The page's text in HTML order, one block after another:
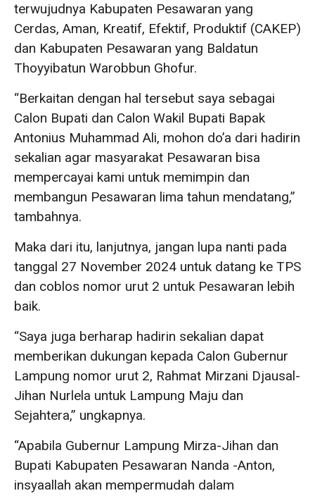
terwujudnya Kabupaten Pesawaran yang
Cerdas, Aman, Kreatif, Efektif, Produktif (CAKEP)
dan Kabupaten Pesawaran yang Baldatun
Thoyyibatun Warobbun Ghofur.
“Berkaitan dengan hal tersebut saya sebagai
Calon Bupati dan Calon Wakil Bupati Bapak
Antonius Muhammad Ali, mohon do’a dari hadirin
sekalian agar masyarakat Pesawaran bisa
mempercayai kami untuk memimpin dan
membangun Pesawaran lima tahun mendatang,”
tambahnya.
Maka dari itu, lanjutnya, jangan lupa nanti pada
tanggal 27 November 2024 untuk datang ke TPS
dan coblos nomor urut 2 untuk Pesawaran lebih
baik.
“Saya juga berharap hadirin sekalian dapat
memberikan dukungan kepada Calon Gubernur
Lampung nomor urut 2, Rahmat Mirzani Djausal-
Jihan Nurlela untuk Lampung Maju dan
Sejahtera,” ungkapnya.
“Apabila Gubernur Lampung Mirza-Jihan dan
Bupati Kabupaten Pesawaran Nanda -Anton,
insyaallah akan mempermudah dalam